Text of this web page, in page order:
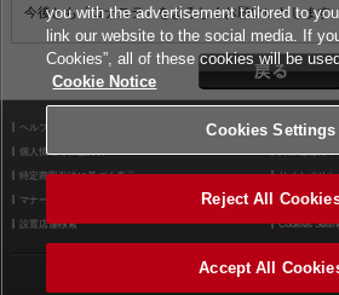
今後とも『コナステ』をよろしくお願いいたします
ヘルプ
利用規約
個人情報等保護方針
外部送信につ
特定商取引法に基づく表示
サイトポリシ
マナー＆ルール
お問い合わせ
設置店舗検索
Cookies
©2026 Konami Arcade Games
you with the advertisement tailored to
link our website to the social media. If
Cookies”, all of these cookies will be
Cookie Notice
Cookies Settings
Reject All
Accept All